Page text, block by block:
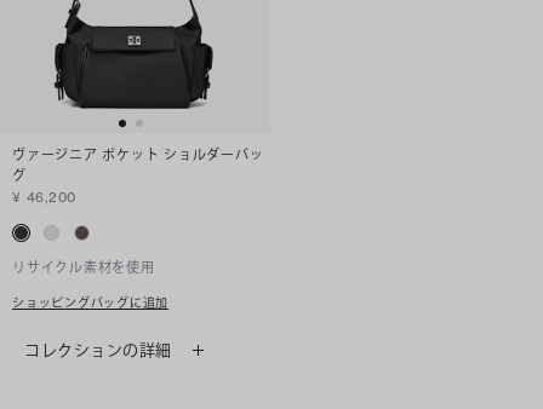
ヴァージニア ポケット ショルダーバッ
グ
¥ 46,200
リサイクル素材を使用
ショッピングバッグに追加
コレクションの詳細